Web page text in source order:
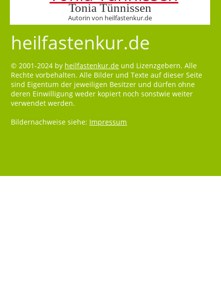
Tonia Tünnissen
Autorin von heilfastenkur.de
heilfastenkur.de
© 2001-2024 by heilfastenkur.de und Lizenzgebern. Alle
Rechte vorbehalten. Alle Bilder und Texte auf dieser Seite
sind Eigentum der jeweiligen Besitzer und dürfen ohne
deren Einwilligung weder kopiert noch sonstwie weiter
verwendet werden.
Bildernachweise siehe: Impressum